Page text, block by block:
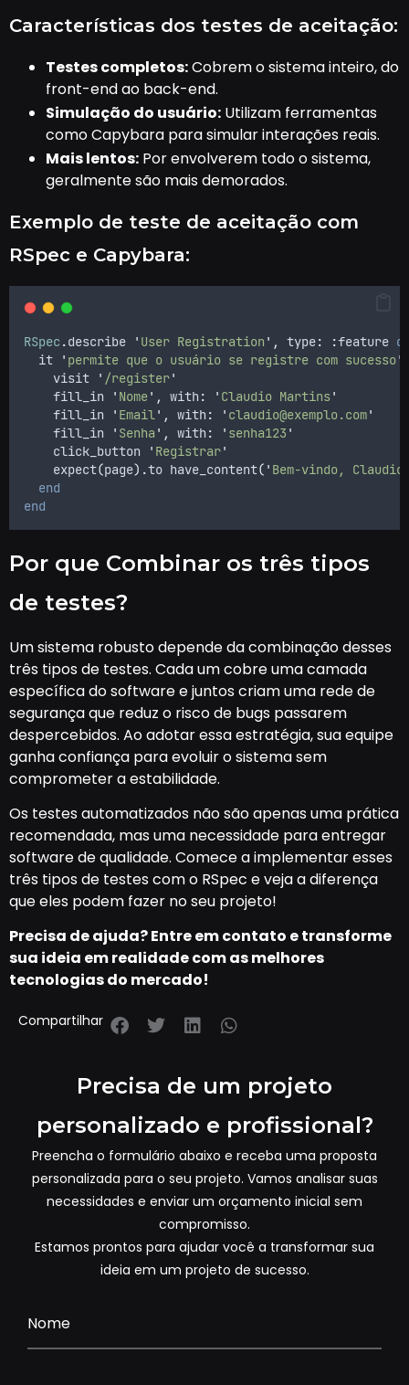
Características dos testes de aceitação:
Testes completos:Cobrem o sistema inteiro, do
front-end ao back-end.
Simulação do usuário: Utilizam ferramentas
como Capybara para simular interações reais.
Mais lentos: Por envolverem todo o sistema,
geralmente são mais demorados.
Exemplo de teste de aceitação com
RSpec e Capybara:
RSpec .describe ' User Registration ' , type: :feature
  it
' permite que o usuário se registre com sucesso'
    visit
' /register'
    fill_in
' Nome' , with: ' Claudio Martins'
    fill_in
' Email ' , with: ' claudio@exemplo.com'
    fill_in
' Senha ' , with: ' senha123 '
    click_button
' Registrar'
    expect
(page).to have_content( ' Bem-vindo,
end
end
Por que Combinar os três tipos
de testes?
Um sistema robusto depende da combinação desses
três tipos de testes. Cada um cobre uma camada
específica do software e juntos criam uma rede de
segurança que reduz o risco de bugs passarem
despercebidos. Ao adotar essa estratégia, sua equipe
ganha confiança para evoluir o sistema sem
comprometer a estabilidade.
Os testes automatizados não são apenas uma prática
recomendada, mas uma necessidade para entregar
software de qualidade. Comece a implementar esses
três tipos de testes com o RSpec e veja a diferença
que eles podem fazer no seu projeto!
Precisa de ajuda? Entre em contato e transforme
sua ideia em realidade com as melhores
tecnologias do mercado!
Compartilhar
Precisa de um projeto
personalizado e profissional?
Preencha o formulário abaixo e receba uma proposta
personalizada para o seu projeto. Vamos analisar suas
necessidades e enviar um orçamento inicial sem
compromisso.
Estamos prontos para ajudar você a transformar sua
ideia em um projeto de sucesso.
Nome